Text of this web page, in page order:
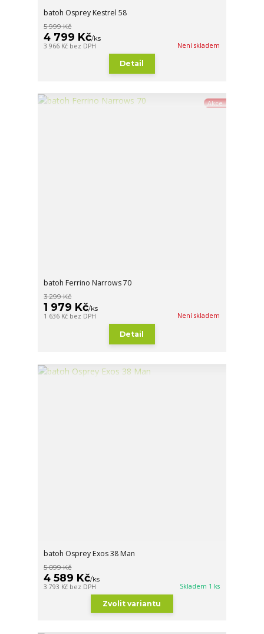
batoh Osprey Kestrel 58
5 999 Kč
4 799 Kč/ks
3 966 Kč bez DPH Není skladem
Detail
Akce
batoh Ferrino Narrows 70
3 299 Kč
1 979 Kč/ks
1 636 Kč bez DPH Není skladem
Detail
batoh Osprey Exos 38 Man
5 099 Kč
4 589 Kč/ks
3 793 Kč bez DPH Skladem 1 ks
Zvolit variantu